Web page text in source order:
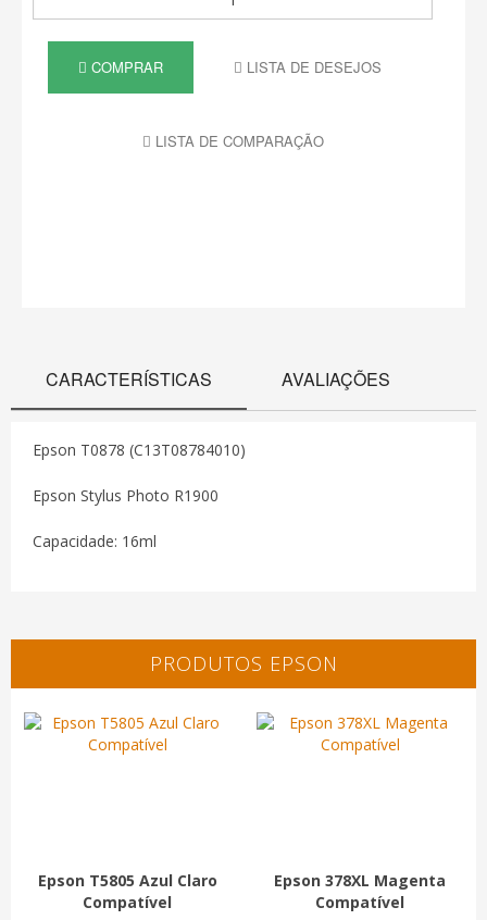
COMPRAR LISTA DE DESEJOS
LISTA DE COMPARAÇÃO
CARACTERÍSTICAS AVALIAÇÕES
Epson T0878 (C13T08784010)
Epson Stylus Photo R1900
Capacidade: 16ml
PRODUTOS EPSON
Epson T5805 Azul Claro
Compatível
Epson 378XL Magenta
Compatível